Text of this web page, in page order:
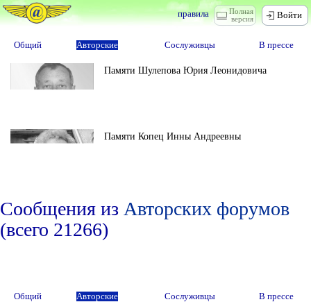
Полная
версия
правила Войти
Общий Авторские Сослуживцы В прессе
Памяти Шулепова Юрия Леонидовича
Памяти Копец Инны Андреевны
Сообщения из Авторских форумов
(всего 21266)
Общий Авторские Сослуживцы В прессе